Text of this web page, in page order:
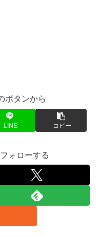
ボタンから
LINE コピー
ォローする